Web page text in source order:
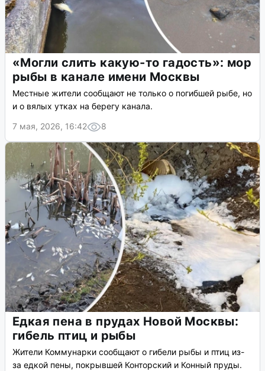
«Могли слить какую-то гадость»: мор
рыбы в канале имени Москвы
Местные жители сообщают не только о погибшей рыбе, но
и о вялых утках на берегу канала.
7 мая, 2026, 16:42
8
Едкая пена в прудах Новой Москвы:
гибель птиц и рыбы
Жители Коммунарки сообщают о гибели рыбы и птиц из-
за едкой пены, покрывшей Конторский и Конный пруды.